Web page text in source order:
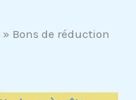
» Bons de réduction